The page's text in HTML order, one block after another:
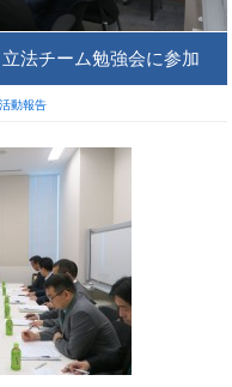
法チーム勉強会に参加
活動報告